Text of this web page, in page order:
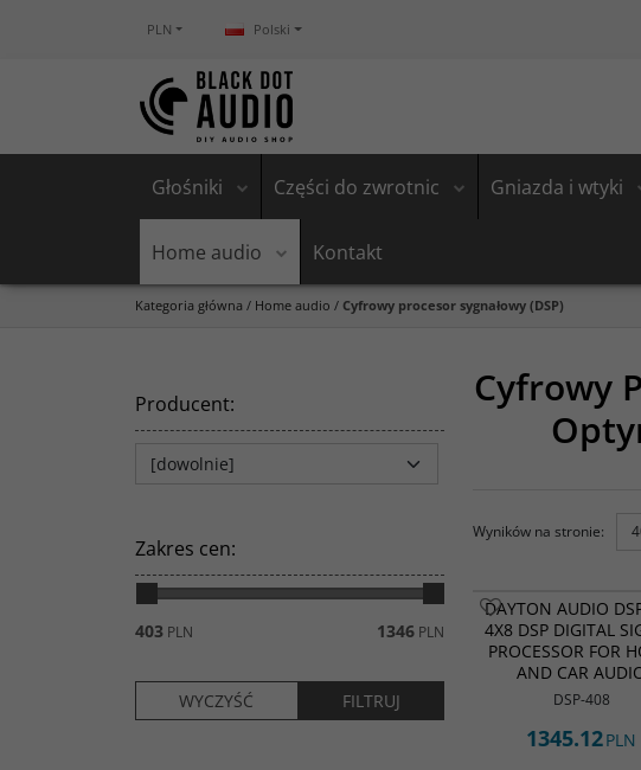
PLN Polski
Głośniki Części do zwrotnic Gniazda i wtyki
Home audio Kontakt
Kategoria główna / Home audio / Cyfrowy procesor sygnałowy (DSP)
Cyfrowy
Wyników na stronie:
Przejmij kontrolę nad
systemem audio za
Dayton Audio DSP-408,
bogatego w funkcje
procesora sygnału z 4
wbudowany korektor,
zwrotnice, wyrównanie
i miksowanie wejścia /
DAYTON AUDIO
4X8 DSP DIGITAL
PROCESSOR FOR
AND CAR
DSP-408
1345.12PLN
Producent:
Zakres cen:
403 PLN 1346 PLN